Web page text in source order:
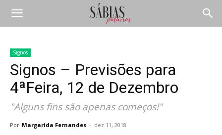
Signos
Signos – Previsões para
4ªFeira, 12 de Dezembro
"Alguns fins são apenas começos!"
Por Margarida Fernandes - dez 11, 2018